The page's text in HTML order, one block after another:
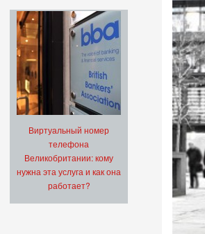
Виртуальный номер
телефона
Великобритании: кому
нужна эта услуга и как она
работает?